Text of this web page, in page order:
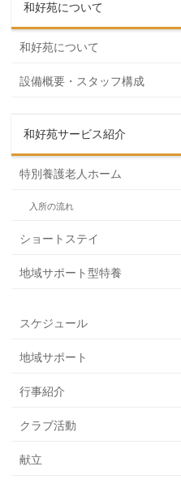
和好苑について
和好苑について
設備概要・スタッフ構成
和好苑サービス紹介
特別養護老人ホーム
入所の流れ
ショートステイ
地域サポート型特養
スケジュール
地域サポート
行事紹介
クラブ活動
献立